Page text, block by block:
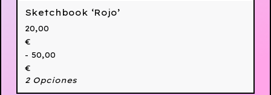
Sketchbook ‘Rojo’
20,00
€
- 50,00
€
2 Opciones